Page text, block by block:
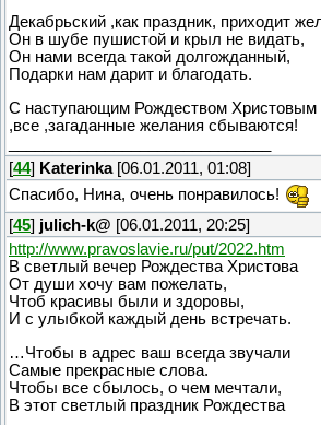
Декабрьский ,как праздник, приходит
Он в шубе пушистой и крыл не видать,
Он нами всегда такой долгожданный,
Подарки нам дарит и благодать.
С наступающим Рождеством Христовым
,все ,загаданные желания сбываются!
[44] Katerinka[06.01.2011, 01:08]
Спасибо, Нина, очень понравилось!
[45] julich-k@ [06.01.2011, 20:25]
http://www.pravoslavie.ru/put/2022.htm
В светлый вечер Рождества Христова
От души хочу вам пожелать,
Чтоб красивы были и здоровы,
И с улыбкой каждый день встречать.
…Чтобы в адрес ваш всегда звучали
Самые прекрасные слова.
Чтобы все сбылось, о чем мечтали,
В этот светлый праздник Рождества